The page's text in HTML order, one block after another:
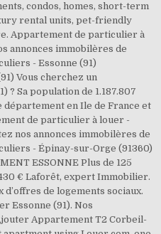
condos, homes, short-term
rental units, pet-friendly
Appartement de particulier à
annonces immobilères de
- Essonne (91)
Vous cherchez un
? Sa population de 1.187.807
département en Ile de France et
de particulier à louer -
nos annonces immobilères de
- Épinay-sur-Orge (91360)
ESSONNE Plus de 125
€ Laforêt, expert Immobilier.
de logements sociaux.
Essonne (91). Nos
Appartement T2 Corbeil-